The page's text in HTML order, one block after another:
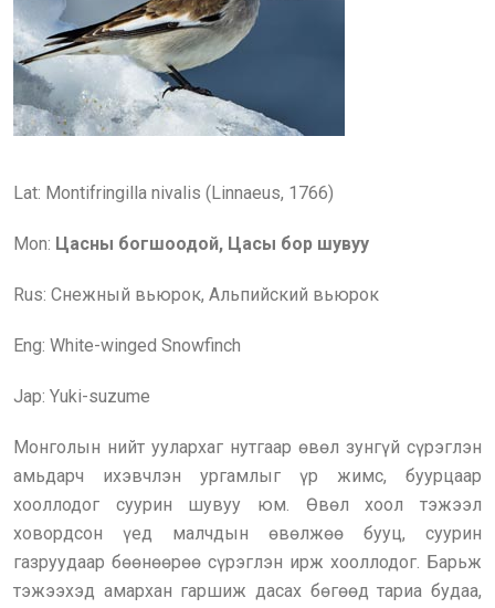
Lat: Montifringilla nivalis (Linnaeus, 1766)
Mon: Цасны богшоодой, Цасы бор шувуу
Rus: Снежный вьюрок, Альпийский вьюрок
Eng: White-winged Snowfinch
Jap: Yuki-suzume
Монголын нийт уулархаг нутгаар өвөл зунгүй сүрэглэн
амьдарч ихэвчлэн ургамлыг үр жимс, буурцаар
хооллодог суурин шувуу юм. Өвөл хоол тэжээл
ховордсон үед малчдын өвөлжөө бууц, суурин
газруудаар бөөнөөрөө сүрэглэн ирж хооллодог. Барьж
тэжээхэд амархан гаршиж дасах бөгөөд тариа будаа,